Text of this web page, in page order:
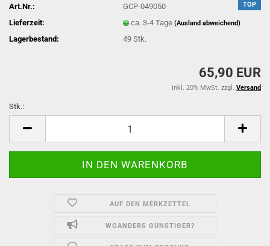
TOP
Art.Nr.:
GCP-049050
Lieferzeit:
ca. 3-4 Tage(Ausland abweichend)
Lagerbestand: 49Stk.
65,90 EUR
inkl. 20% MwSt. zzgl. Versand
Stk.:
AUF DEN MERKZETTEL
WOANDERS GÜNSTIGER?